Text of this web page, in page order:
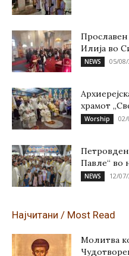
Илија во
NEWS 05/
храмот
Worship 02/
Павле“ во
NEWS 12/
Најчитани / Most Read
Молитва